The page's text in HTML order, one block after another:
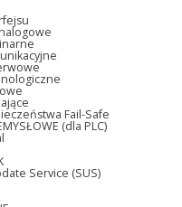
Fail-Safe
(dla PLC)
Service (SUS)